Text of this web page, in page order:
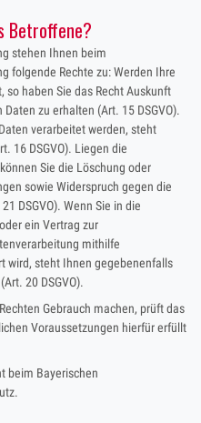
Betroffene?
stehen Ihnen beim
folgende Rechte zu: Werden Ihre
haben Sie das Recht Auskunft
zu erhalten (Art. 15 DSGVO).
verarbeitet werden, steht
16 DSGVO). Liegen die
Sie die Löschung oder
sowie Widerspruch gegen die
DSGVO). Wenn Sie in die
ein Vertrag zur
mithilfe
wird, steht Ihnen gegebenenfalls
20 DSGVO).
Gebrauch machen, prüft das
Voraussetzungen hierfür erfüllt
beim Bayerischen